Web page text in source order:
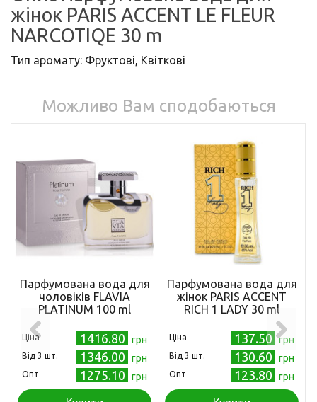
жінок PARIS ACCENT LE FLEUR
NARCOTIQE 30 m
Тип аромату: Фруктові, Квіткові
Можливо Вам сподобаються
Парфумована вода для
чоловіків FLAVIA
PLATINUM 100 ml
Ціна 1416.80 грн
Від 3 шт. 1346.00 грн
Опт 1275.10 грн
Парфумована вода для
жінок PARIS ACCENT
RICH 1 LADY 30 ml
Ціна 137.50 грн
Від 3 шт. 130.60 грн
Опт 123.80 грн